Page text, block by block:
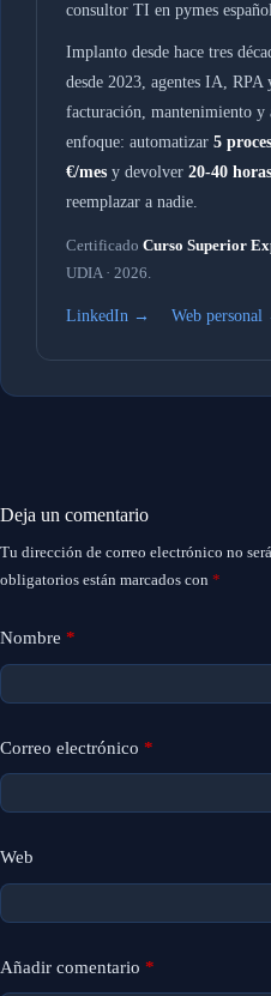
consultor TI en pymes
Implanto desde hace tres
desde 2023, agentes IA,
facturación, mantenimiento
enfoque: automatizar 5
€/mesy devolver 20-40
reemplazar a nadie.
Certificado Curso Superior
UDIA · 2026.
LinkedIn → Web personal
Deja un comentario
Tu dirección de correo electrónico no
obligatorios están marcados con *
Nombre *
Correo electrónico *
Web
Añadir comentario *